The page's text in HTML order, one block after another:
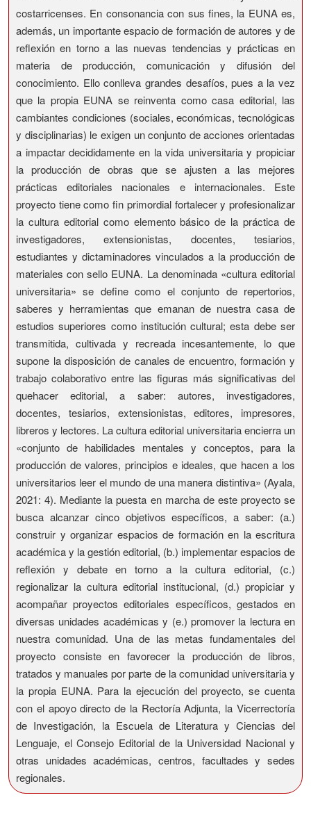
costarricenses. En consonancia con sus fines, la EUNA es,
además, un importante espacio de formación de autores y de
reflexión en torno a las nuevas tendencias y prácticas en
materia de producción, comunicación y difusión del
conocimiento. Ello conlleva grandes desafíos, pues a la vez
que la propia EUNA se reinventa como casa editorial, las
cambiantes condiciones (sociales, económicas, tecnológicas
y disciplinarias) le exigen un conjunto de acciones orientadas
a impactar decididamente en la vida universitaria y propiciar
la producción de obras que se ajusten a las mejores
prácticas editoriales nacionales e internacionales. Este
proyecto tiene como fin primordial fortalecer y profesionalizar
la cultura editorial como elemento básico de la práctica de
investigadores, extensionistas, docentes, tesiarios,
estudiantes y dictaminadores vinculados a la producción de
materiales con sello EUNA. La denominada «cultura editorial
universitaria» se define como el conjunto de repertorios,
saberes y herramientas que emanan de nuestra casa de
estudios superiores como institución cultural; esta debe ser
transmitida, cultivada y recreada incesantemente, lo que
supone la disposición de canales de encuentro, formación y
trabajo colaborativo entre las figuras más significativas del
quehacer editorial, a saber: autores, investigadores,
docentes, tesiarios, extensionistas, editores, impresores,
libreros y lectores. La cultura editorial universitaria encierra un
«conjunto de habilidades mentales y conceptos, para la
producción de valores, principios e ideales, que hacen a los
universitarios leer el mundo de una manera distintiva» (Ayala,
2021: 4). Mediante la puesta en marcha de este proyecto se
busca alcanzar cinco objetivos específicos, a saber: (a.)
construir y organizar espacios de formación en la escritura
académica y la gestión editorial, (b.) implementar espacios de
reflexión y debate en torno a la cultura editorial, (c.)
regionalizar la cultura editorial institucional, (d.) propiciar y
acompañar proyectos editoriales específicos, gestados en
diversas unidades académicas y (e.) promover la lectura en
nuestra comunidad. Una de las metas fundamentales del
proyecto consiste en favorecer la producción de libros,
tratados y manuales por parte de la comunidad universitaria y
la propia EUNA. Para la ejecución del proyecto, se cuenta
con el apoyo directo de la Rectoría Adjunta, la Vicerrectoría
de Investigación, la Escuela de Literatura y Ciencias del
Lenguaje, el Consejo Editorial de la Universidad Nacional y
otras unidades académicas, centros, facultades y sedes
regionales.